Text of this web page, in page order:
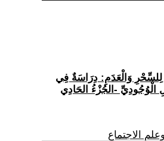
لِلسِّحْرِ وَالْعَدَمِ: دِرَاسَةٌ فِي
الْوُجُودِيِّ -الجُزْءُ الحَادِي
الاجتماع